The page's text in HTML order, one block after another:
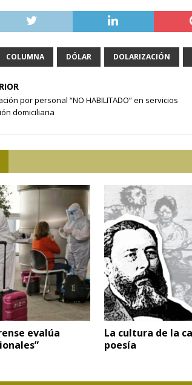
COLUMNA DÓLAR DOLARIZACIÓN
por personal “NO HABILITADO” en servicios
domiciliaria
evalúa
La cultura de la
poesía